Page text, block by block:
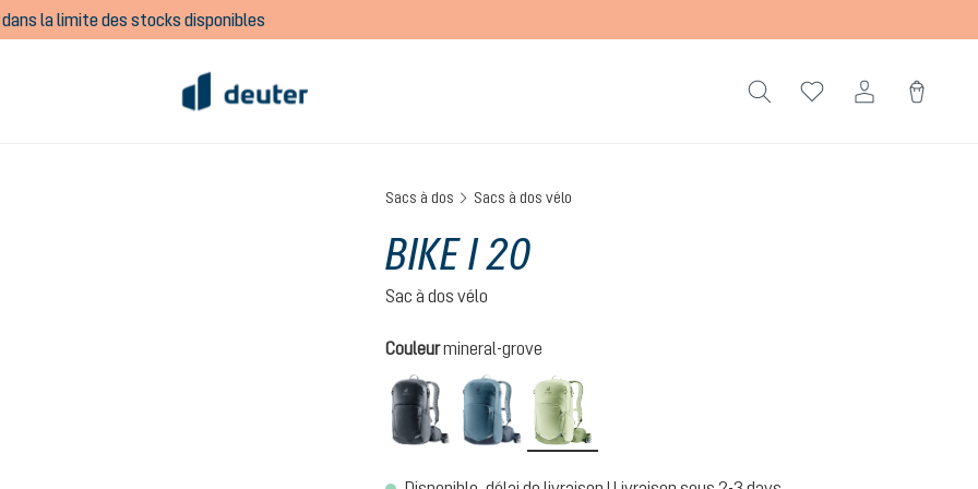
la limite des stocks disponibles
Sacs à dos Sacs à dos vélo
BIKE I 20
Sac à dos vélo
Sélectionnez
Couleurmineral-grove
black
atlantic-ink